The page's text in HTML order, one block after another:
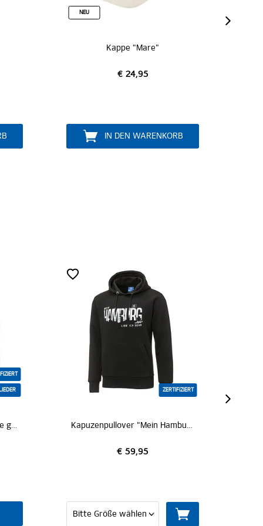
NEU
Kappe "Mare"
€ 24,95
IN DEN WARENKORB
SC Kapuzenpullover "College grau"
ZERTIFIZIERT
Kapuzenpullover "Mein Hamburg-Abschlach!"
€ 59,95